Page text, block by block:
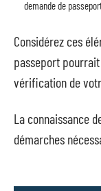
demande de
Considérez ces
passeport
vérification de
La connaissance
démarches